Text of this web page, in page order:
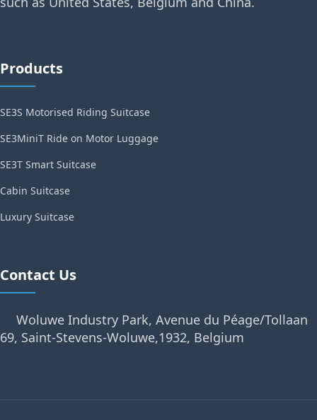
Products
SE3S Motorised Riding Suitcase
SE3MiniT Ride on Motor Luggage
SE3T Smart Suitcase
Cabin Suitcase
Luxury Suitcase
Contact Us
Woluwe Industry Park, Avenue du Péage/Tollaan
69, Saint-Stevens-Woluwe,1932, Belgium